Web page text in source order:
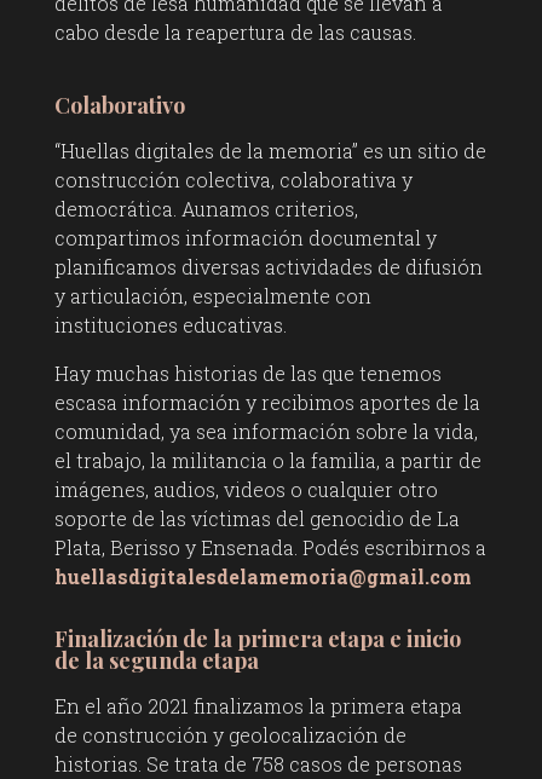
cabo desde la reapertura de las causas.
Colaborativo
“Huellas digitales de la memoria” es un sitio de
construcción colectiva, colaborativa y
democrática. Aunamos criterios,
compartimos información documental y
planificamos diversas actividades de difusión
y articulación, especialmente con
instituciones educativas.
Hay muchas historias de las que tenemos
escasa información y recibimos aportes de la
comunidad, ya sea información sobre la vida,
el trabajo, la militancia o la familia, a partir de
imágenes, audios, videos o cualquier otro
soporte de las víctimas del genocidio de La
Plata, Berisso y Ensenada. Podés escribirnos a
huellasdigitalesdelamemoria@gmail.com
Finalización de la primera etapa e inicio
de la segunda etapa
En el año 2021 finalizamos la primera etapa
de construcción y geolocalización de
historias. Se trata de 758 casos de personas